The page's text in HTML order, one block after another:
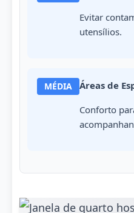
Evitar
utensílios.
MÉDIA
Áreas de
Conforto